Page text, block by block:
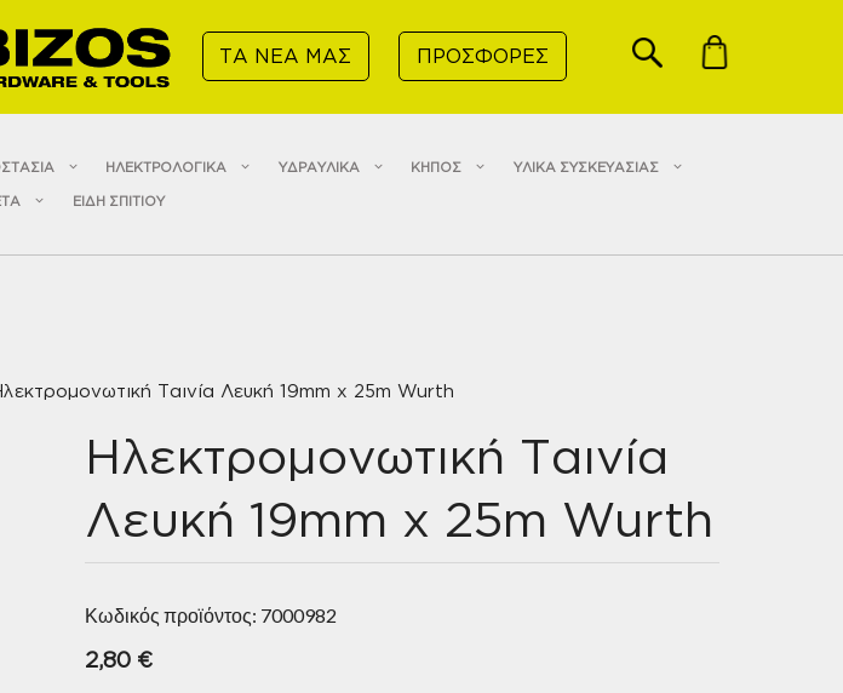
ΤΑ ΝΕΑ ΜΑΣ ΠΡΟΣΦΟΡΕΣ
ΗΛΕΚΤΡΟΛΟΓΙΚΑ ΥΔΡΑΥΛΙΚΑ ΚΗΠΟΣ ΥΛΙΚΑ ΣΥΣΚΕΥΑΣΙΑΣ
ΕΙΔΗ ΣΠΙΤΙΟΥ
Ταινία Λευκή 19mm x 25m Wurth
Ηλεκτρομονωτική Ταινία
Λευκή 19mm x 25m Wurth
Κωδικός προϊόντος: 7000982
2,80 €